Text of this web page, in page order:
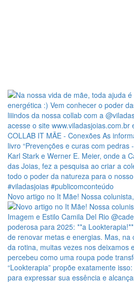
Novo artigo no It Mãe! Nossa